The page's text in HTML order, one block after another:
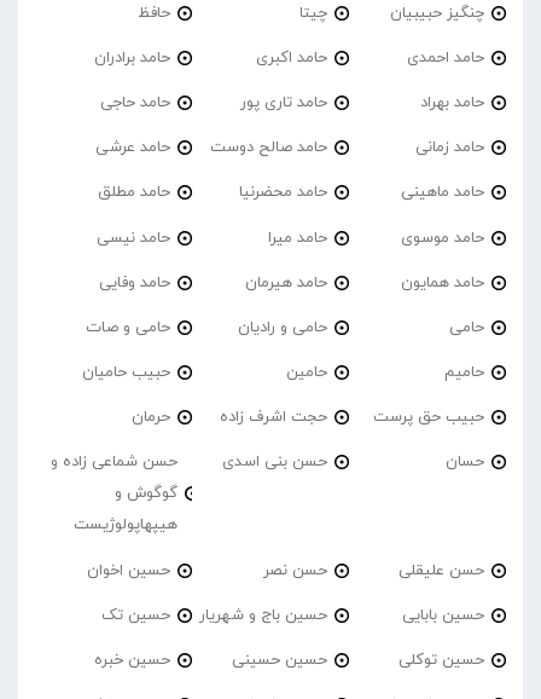
چنگیز حبیبیان چیتا حافظ
حامد احمدی حامد اکبری حامد برادران
حامد بهراد حامد تاری پور حامد حاجی
حامد زمانی حامد صالح دوست حامد عرشی
حامد ماهینی حامد محضرنیا حامد مطلق
حامد موسوی حامد میرا حامد نیسی
حامد همایون حامد هیرمان حامد وفایی
حامی حامی و رادیان حامی و صات
حامیم حامین حبیب حامیان
حبیب حق پرست حجت اشرف زاده حرمان
حسان حسن بنی اسدی
حسن شماعی زاده و
گوگوش و
هیپهاپولوژیست
حسن علیقلی حسن نصر حسین اخوان
حسین بابایی حسین باج و شهریار حسین تک
حسین توکلی حسین حسینی حسین خبره